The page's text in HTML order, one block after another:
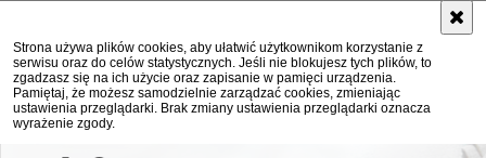
Strona używa plików cookies, aby ułatwić użytkownikom korzystanie z
serwisu oraz do celów statystycznych. Jeśli nie blokujesz tych plików, to
zgadzasz się na ich użycie oraz zapisanie w pamięci urządzenia.
Pamiętaj, że możesz samodzielnie zarządzać cookies, zmieniając
ustawienia przeglądarki. Brak zmiany ustawienia przeglądarki oznacza
wyrażenie zgody.